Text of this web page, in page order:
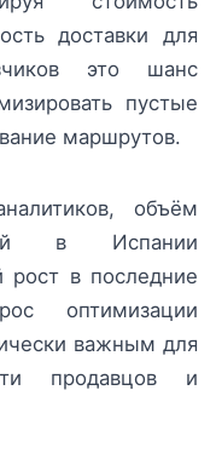
доставки для
это шанс
пустые
маршрутов.
объём
в Испании
рост в последние
оптимизации
важным для
продавцов и